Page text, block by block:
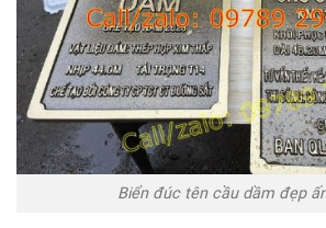
Biển đúc tên cầu dầm đẹp